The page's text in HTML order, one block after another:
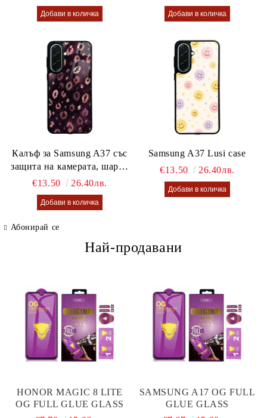
Калъф за Samsung A37 със
защита на камерата, шарен
калъф Lusi case
€13.50 26.40лв.
Samsung A37 Lusi case
€13.50
26.40лв.
Абонирай се
Най-продавани
HONOR MAGIC 8 LITE
OG FULL GLUE GLASS
SAMSUNG A17 OG FULL
GLUE GLASS